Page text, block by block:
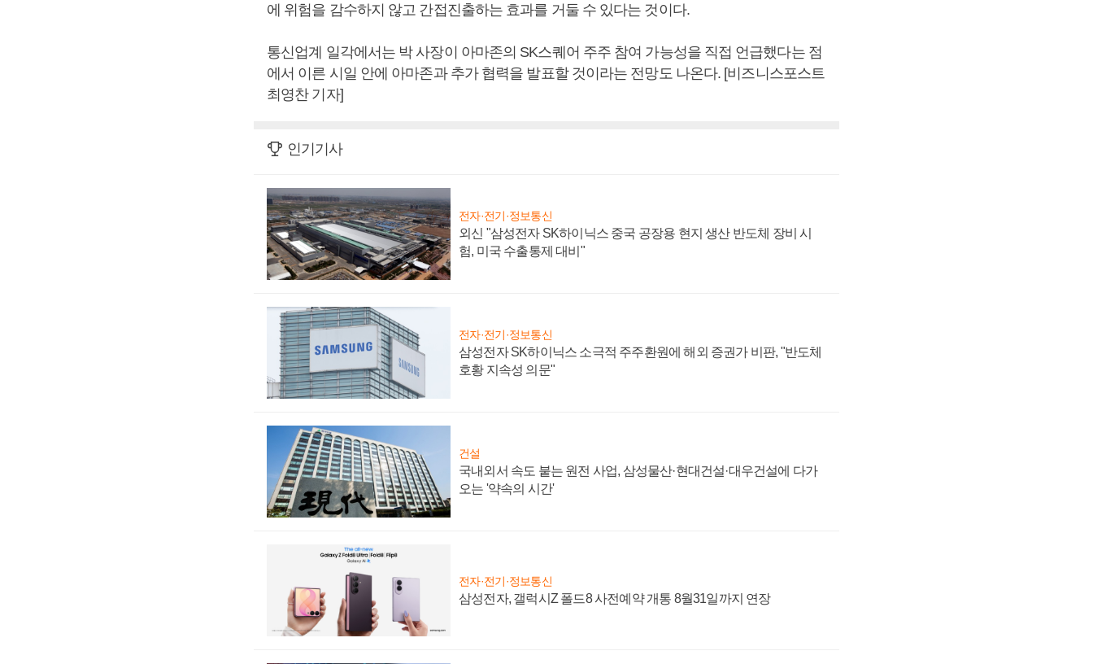
에 위험을 감수하지 않고 간접진출하는 효과를 거둘 수 있다는 것이다.
통신업계 일각에서는 박 사장이 아마존의 SK스퀘어 주주 참여 가능성을 직접 언급했다는 점
에서 이른 시일 안에 아마존과 추가 협력을 발표할 것이라는 전망도 나온다. [비즈니스포스트
최영찬 기자]
인기기사
전자·전기·정보통신
외신 "삼성전자 SK하이닉스 중국 공장용 현지 생산 반도체 장비 시
험, 미국 수출통제 대비"
전자·전기·정보통신
삼성전자 SK하이닉스 소극적 주주환원에 해외 증권가 비판, "반도체
호황 지속성 의문"
건설
국내외서 속도 붙는 원전 사업, 삼성물산·현대건설·대우건설에 다가
오는 '약속의 시간'
전자·전기·정보통신
삼성전자, 갤럭시Z 폴드8 사전예약 개통 8월31일까지 연장